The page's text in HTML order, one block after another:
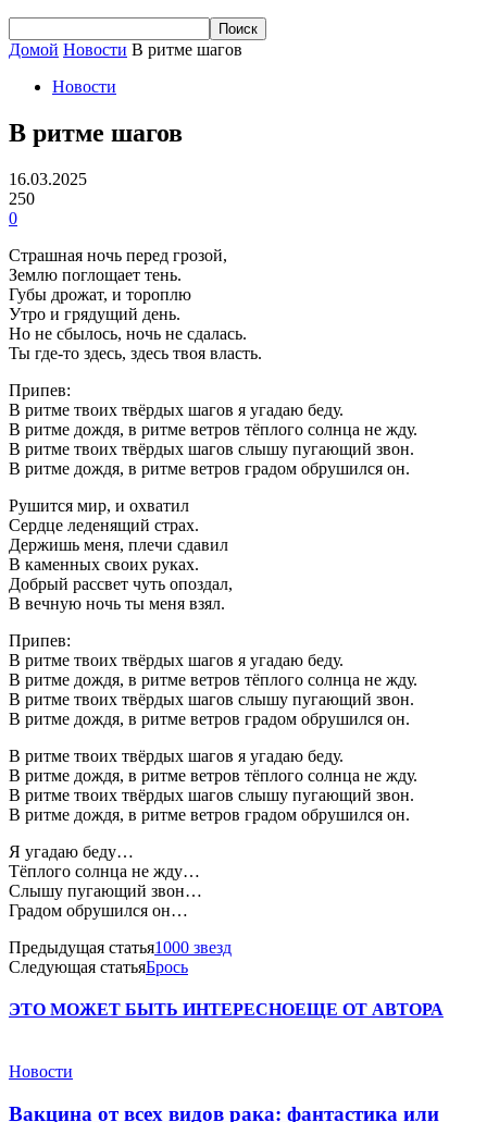
Домой Новости В ритме шагов
Новости
В ритме шагов
16.03.2025
250
0
Страшная ночь перед грозой,
Землю поглощает тень.
Губы дрожат, и тороплю
Утро и грядущий день.
Но не сбылось, ночь не сдалась.
Ты где-то здесь, здесь твоя власть.
Припев:
В ритме твоих твёрдых шагов я угадаю беду.
В ритме дождя, в ритме ветров тёплого солнца не жду.
В ритме твоих твёрдых шагов слышу пугающий звон.
В ритме дождя, в ритме ветров градом обрушился он.
Рушится мир, и охватил
Сердце леденящий страх.
Держишь меня, плечи сдавил
В каменных своих руках.
Добрый рассвет чуть опоздал,
В вечную ночь ты меня взял.
Припев:
В ритме твоих твёрдых шагов я угадаю беду.
В ритме дождя, в ритме ветров тёплого солнца не жду.
В ритме твоих твёрдых шагов слышу пугающий звон.
В ритме дождя, в ритме ветров градом обрушился он.
В ритме твоих твёрдых шагов я угадаю беду.
В ритме дождя, в ритме ветров тёплого солнца не жду.
В ритме твоих твёрдых шагов слышу пугающий звон.
В ритме дождя, в ритме ветров градом обрушился он.
Я угадаю беду…
Тёплого солнца не жду…
Слышу пугающий звон…
Градом обрушился он…
Предыдущая статья1000 звезд
Следующая статьяБрось
ЭТО МОЖЕТ БЫТЬ ИНТЕРЕСНОЕЩЕ ОТ АВТОРА
Новости
Вакцина от всех видов рака: фантастика или